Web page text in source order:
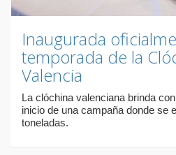
Inaugurada
temporada de la
Valencia
La clóchina valenciana brinda
inicio de una campaña donde se
toneladas.